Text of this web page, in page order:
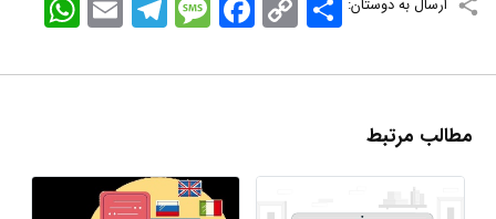
ارسال به دوستان:
Link
مطالب مرتبط